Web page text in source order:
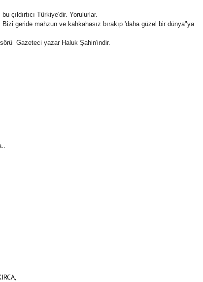
çıldırtıcı Türkiye'dir. Yorulurlar.
geride mahzun ve kahkahasız bırakıp 'daha güzel bir dünya"ya
Gazeteci yazar Haluk Şahin'indir.